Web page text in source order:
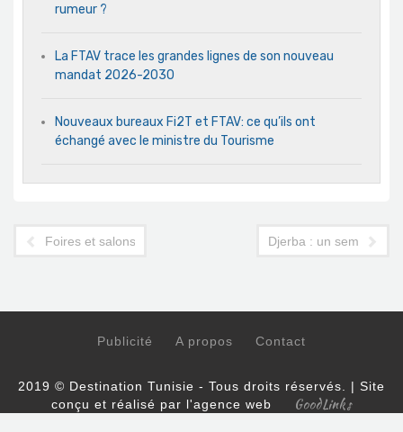
rumeur ?
La FTAV trace les grandes lignes de son nouveau
mandat 2026-2030
Nouveaux bureaux Fi2T et FTAV: ce qu’ils ont
échangé avec le ministre du Tourisme
Foires et salons touristiques : les professionnels unanimes
Djerba : un semi-
Publicité A propos Contact
2019 © Destination Tunisie - Tous droits réservés. | Site
conçu et réalisé par l'agence web
GoodLinks